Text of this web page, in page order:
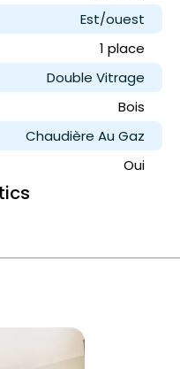
Est/ouest
1 place
Double Vitrage
Bois
Chaudière Au Gaz
Oui